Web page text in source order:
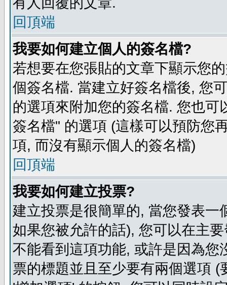
回頂端
我要如何建立個人的簽名檔?
若想要在您張貼的文章下顯示您
個簽名檔. 當建立好簽名檔後, 您
的選項來附加您的簽名檔. 您也
簽名檔" 的選項 (這樣可以預防您
項, 而沒有顯示個人的簽名檔)
回頂端
我要如何建立投票?
建立投票是很簡單的, 當您發表
如果您被允許的話), 您可以在主
不能看到這項功能, 或許是因為
票的標題並且至少要有兩個選項